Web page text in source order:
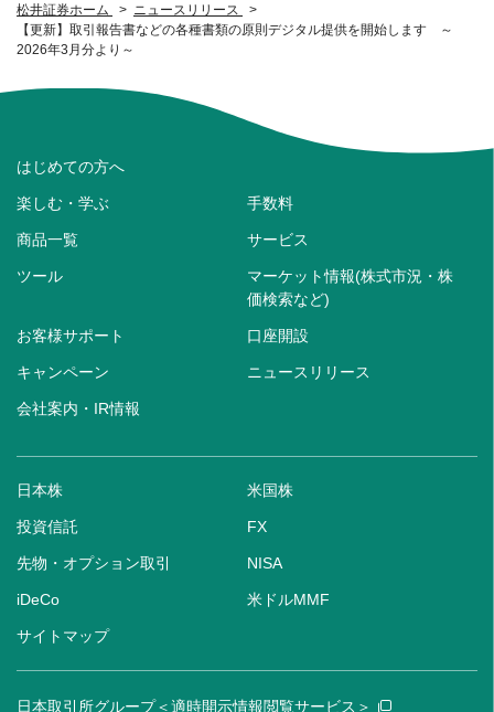
松井証券ホーム
ニュースリリース
【更新】取引報告書などの各種書類の原則デジタル提供を開始します ～
2026年3月分より～
はじめての方へ
楽しむ・学ぶ 手数料
商品一覧 サービス
ツール
マーケット情報(株式市況・株
価検索など)
お客様サポート 口座開設
キャンペーン ニュースリリース
会社案内・IR情報
日本株 米国株
投資信託 FX
先物・オプション取引 NISA
iDeCo 米ドルMMF
サイトマップ
日本取引所グループ＜適時開示情報閲覧サービス＞